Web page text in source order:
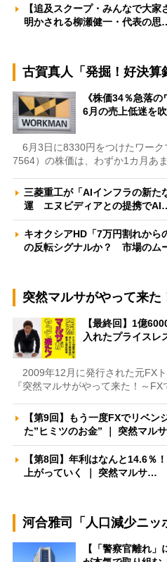
【追及スクープ・みんなで大
明かされる柳瀬健一・代表の思
古賀真人「発掘！好決算
《株価34％急落
6月の売上低迷を
6月3日に8330円をつけたワーク
7564）の株価は、わずか1カ月あ
三菱重工が「AIインフラの新た
運 エヌビディアとの提携で
キオクシアHD「7万円割れから
の反転シグナルか？ 市場のム
突然マルサがやって来た
【最終回】1億
入れたプライスレ
2009年12月に発行された元FX
『突然マルサがやって来た！～
【第9回】もう一度FXでリベ
た”ヒミツのお金” ｜ 突然マル
【第8回】年利はなんと14.6
上がっていく ｜ 突然マルサ…
河合雅司「人口減少ニッ
【「警察官離れ